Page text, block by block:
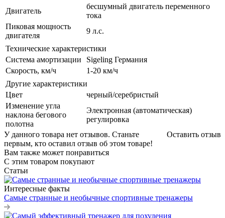
Двигатель
бесшумный двигатель переменного
тока
Пиковая мощность
двигателя
9 л.с.
Технические характеристики
Система амортизации
Sigeling Германия
Скорость, км/ч
1-20 км/ч
Другие характеристики
Цвет
черный/серебристый
Изменение угла
наклона бегового
полотна
Электронная (автоматическая)
регулировка
Оставить отзыв
У данного товара нет отзывов. Станьте
первым, кто оставил отзыв об этом товаре!
Вам также может понравиться
С этим товаром покупают
Статьи
Интересные факты
Самые странные и необычные спортивные тренажеры